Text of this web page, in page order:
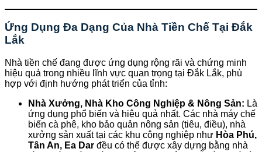
Ứng Dụng Đa Dạng Của Nhà Tiền Chế Tại Đắk
Lắk
Nhà tiền chế đang được ứng dụng rộng rãi và chứng minh
hiệu quả trong nhiều lĩnh vực quan trọng tại Đắk Lắk, phù
hợp với định hướng phát triển của tỉnh:
Nhà Xưởng, Nhà Kho Công Nghiệp & Nông Sản: Là
ứng dụng phổ biến và hiệu quả nhất. Các nhà máy chế
biến cà phê, kho bảo quản nông sản (tiêu, điều), nhà
xưởng sản xuất tại các khu công nghiệp như Hòa Phú,
Tân An, Ea Dar đều có thể được xây dựng bằng nhà